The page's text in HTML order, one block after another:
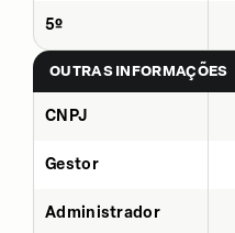
5º
OUTRAS INFORMAÇÕES
CNPJ
Gestor
Administrador